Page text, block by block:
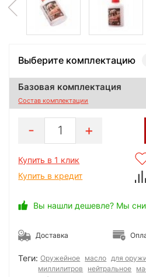
Выберите комплектацию
Базовая комплектация
Состав комплектации
1
Купить в 1 клик
Купить в кредит
Вы нашли дешевле? Мы
Доставка
Теги: Оружейное масло для
миллилитров
нейтральное